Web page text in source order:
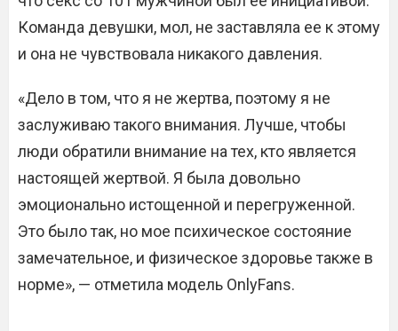
Команда девушки, мол, не заставляла ее к этому
и она не чувствовала никакого давления.
«Дело в том, что я не жертва, поэтому я не
заслуживаю такого внимания. Лучше, чтобы
люди обратили внимание на тех, кто является
настоящей жертвой. Я была довольно
эмоционально истощенной и перегруженной.
Это было так, но мое психическое состояние
замечательное, и физическое здоровье также в
норме», — отметила модель OnlyFans.